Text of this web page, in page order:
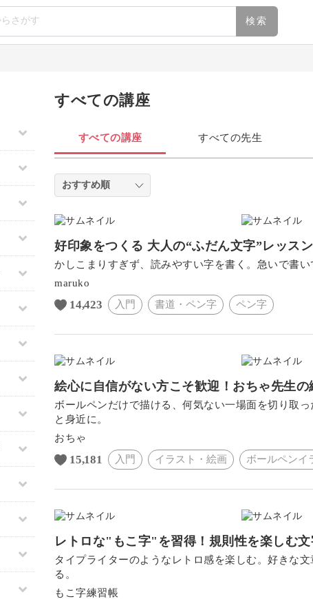
検索
すべての講座
すべての講座 すべての先生
好印象をつくる 大人の“ふだん文字”レッスン
かしこまりすぎず、読みやすい字を書く。急いで書
maruko
14,423 入門 書道・ペン字 ペン字
絵心に自信がない方こそ歓迎！おちゃ先生の
ボールペンだけで描ける、何気ない一場面を切り取
と身近に。
おちゃ
15,181 入門 イラスト・絵画 ボールペンイ
レトロな"もこ字"を習得！規則性を楽しむ
タイプライターのようなレトロ感を楽しむ。好きな
る。
もこ字練習帳